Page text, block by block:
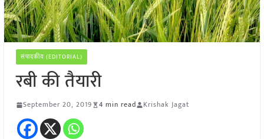
संपादकीय (EDITORIAL)
रबी की तैयारी
September 20, 2019 4 min read Krishak Jagat